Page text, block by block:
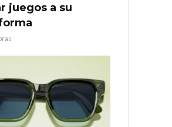
juegos a su